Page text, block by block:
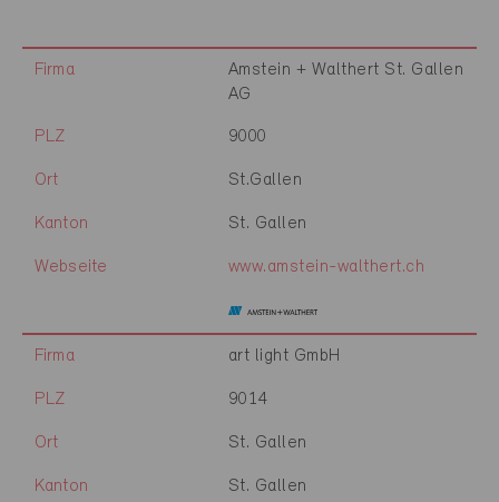
Firma
Amstein + Walthert St. Gallen
AG
PLZ 9000
Ort St.Gallen
Kanton St. Gallen
Webseite www.amstein-walthert.ch
Firma art light GmbH
PLZ 9014
Ort St. Gallen
Kanton St. Gallen